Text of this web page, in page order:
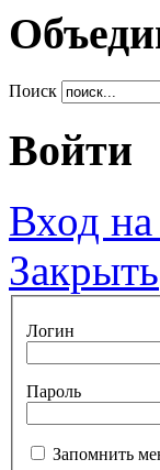
Поиск
Войти
Вход на
Закрыть
Логин
Пароль
Запомнить